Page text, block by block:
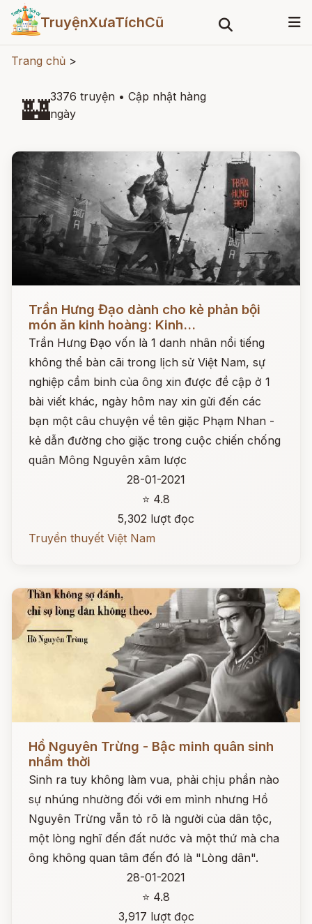
TruyệnXưaTíchCũ
Trang chủ >
🏰3376 truyện • Cập nhật hàng
ngày
Đọc ngay
Trần Hưng Đạo dành cho kẻ phản bội
món ăn kinh hoàng: Kinh...
Trần Hưng Đạo vốn là 1 danh nhân nổi tiếng
không thể bàn cãi trong lịch sử Việt Nam, sự
nghiệp cầm binh của ông xin được đề cập ở 1
bài viết khác, ngày hôm nay xin gửi đến các
bạn một câu chuyện về tên giặc Phạm Nhan -
kẻ dẫn đường cho giặc trong cuộc chiến chống
quân Mông Nguyên xâm lược
28-01-2021
⭐ 4.8
5,302 lượt đọc
Truyền thuyết Việt Nam
Đọc ngay
Hồ Nguyên Trừng - Bậc minh quân sinh
nhầm thời
Sinh ra tuy không làm vua, phải chịu phần nào
sự nhúng nhường đối với em mình nhưng Hồ
Nguyên Trừng vẫn tỏ rõ là người của dân tộc,
một lòng nghĩ đến đất nước và một thứ mà cha
ông không quan tâm đến đó là "Lòng dân".
28-01-2021
⭐ 4.8
3,917 lượt đọc